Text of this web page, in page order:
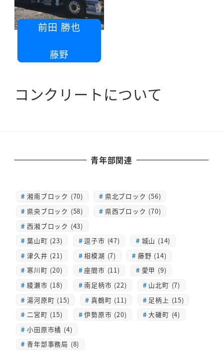
前田 勝也
藤野
コンクリートについて
青年部関連
湘南ブロック (70)
県北ブロック (56)
県央ブロック (58)
県西ブロック (70)
西湘ブロック (43)
葉山町 (23)
逗子市 (47)
城山 (14)
津久井 (21)
相模湖 (7)
藤野 (14)
寒川町 (20)
座間市 (11)
愛甲 (9)
綾瀬市 (18)
南足柄市 (22)
山北町 (7)
湯河原町 (15)
真鶴町 (11)
足柄上 (15)
二宮町 (15)
伊勢原市 (20)
大磯町 (4)
小田原市橘 (4)
青年部事務局 (8)